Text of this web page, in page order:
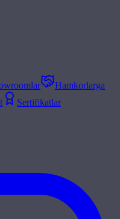
Hamkorlarga
Sertifikatlar